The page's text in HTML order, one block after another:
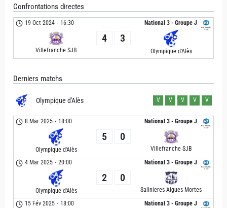
Confrontations directes
National 3 - Groupe J
19 Oct 2024 - 16:30
Villefranche SJB
4 3
Olympique d'Alès
Derniers matchs
Olympique d'Alès V V V V V
National 3 - Groupe J
8 Mar 2025 - 18:00
Olympique d'Alès
5 0
Villefranche SJB
National 3 - Groupe J
4 Mar 2025 - 20:00
Olympique d'Alès
2 0
Salinieres Aigues Mortes
National 3 - Groupe J
15 Fév 2025 - 18:00